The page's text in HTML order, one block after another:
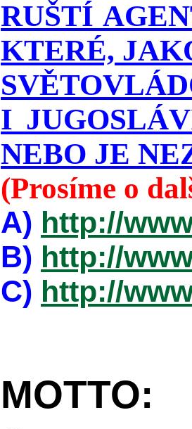
RUŠTÍ
KTERÉ,
I
NEBO JE
(Prosíme o
A) http://
B) http://
C) http://
MOTTO: